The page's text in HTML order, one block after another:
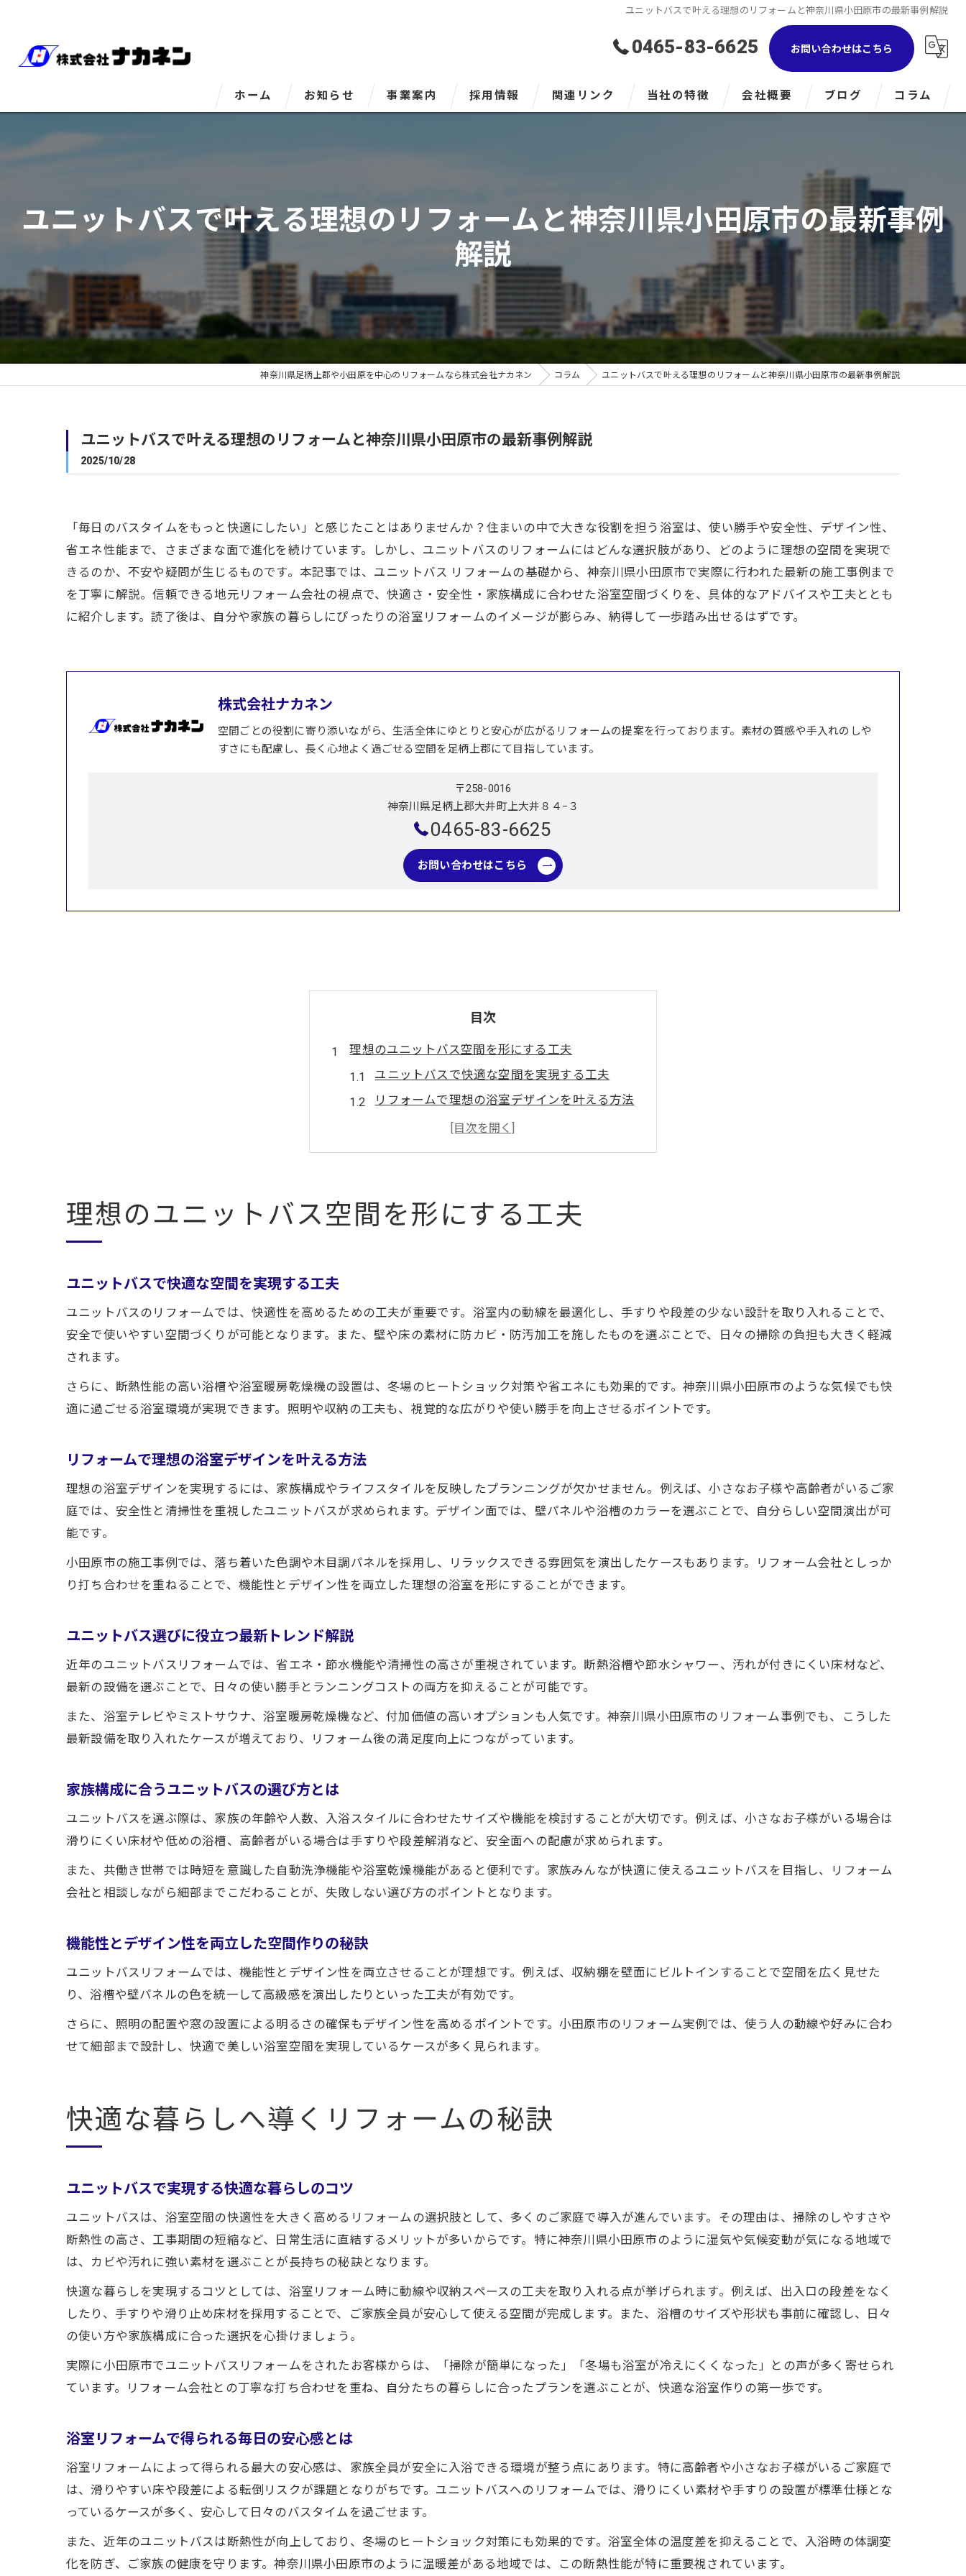
ユニットバスで叶える理想のリフォームと神奈川県小田原市の最新事例解説
0465-83-6625 お問い合わせはこちら
ホーム お知らせ 事業案内
安全にご利用いただくため
上下水工事事業
ガソリンスタンド事業
リフォーム事業
施工事例
各種修理全般
採用情報 関連リンク 当社の特徴
トイレ
小田原のリフォーム
会社概要 ブログ コラム
ユニットバスで叶える理想のリフォームと神奈川県小田原市の最新事例
解説
神奈川県足柄上郡や小田原を中心のリフォームなら株式会社ナカネン コラム ユニットバスで叶える理想のリフォームと神奈川県小田原市の最新事例解説
ユニットバスで叶える理想のリフォームと神奈川県小田原市の最新事例解説
2025/10/28
「毎日のバスタイムをもっと快適にしたい」と感じたことはありませんか？住まいの中で大きな役割を担う浴室は、使い勝手や安全性、デザイン性、
省エネ性能まで、さまざまな面で進化を続けています。しかし、ユニットバスのリフォームにはどんな選択肢があり、どのように理想の空間を実現で
きるのか、不安や疑問が生じるものです。本記事では、ユニットバス リフォームの基礎から、神奈川県小田原市で実際に行われた最新の施工事例まで
を丁寧に解説。信頼できる地元リフォーム会社の視点で、快適さ・安全性・家族構成に合わせた浴室空間づくりを、具体的なアドバイスや工夫ととも
に紹介します。読了後は、自分や家族の暮らしにぴったりの浴室リフォームのイメージが膨らみ、納得して一歩踏み出せるはずです。
株式会社ナカネン
空間ごとの役割に寄り添いながら、生活全体にゆとりと安心が広がるリフォームの提案を行っております。素材の質感や手入れのしや
すさにも配慮し、長く心地よく過ごせる空間を足柄上郡にて目指しています。
〒258-0016
神奈川県足柄上郡大井町上大井８４−３
0465-83-6625
お問い合わせはこちら
目次
理想のユニットバス空間を形にする工夫
ユニットバスで快適な空間を実現する工夫
リフォームで理想の浴室デザインを叶える方法
ユニットバス選びに役立つ最新トレンド解説
家族構成に合うユニットバスの選び方とは
快適な暮らしへ導くリフォームの秘訣
ユニットバスで実現する快適な暮らしのコツ
リフォームで叶える家族全員の使いやすさ
家族の安全を守る浴室リフォームの重要性
ユニットバス改善なら知っておきたいポイント
ユニットバスのサイズや仕様選定のポイント
ユニットバスで実現する省エネ浴室リフォーム
光熱費を抑えるユニットバス設備の選び方
ユニットバス刷新で叶う快適な暮らし提案
理想のユニットバス空間を形にする工夫
ユニットバスで快適な空間を実現する工夫
ユニットバスのリフォームでは、快適性を高めるための工夫が重要です。浴室内の動線を最適化し、手すりや段差の少ない設計を取り入れることで、
安全で使いやすい空間づくりが可能となります。また、壁や床の素材に防カビ・防汚加工を施したものを選ぶことで、日々の掃除の負担も大きく軽減
されます。
さらに、断熱性能の高い浴槽や浴室暖房乾燥機の設置は、冬場のヒートショック対策や省エネにも効果的です。神奈川県小田原市のような気候でも快
適に過ごせる浴室環境が実現できます。照明や収納の工夫も、視覚的な広がりや使い勝手を向上させるポイントです。
リフォームで理想の浴室デザインを叶える方法
理想の浴室デザインを実現するには、家族構成やライフスタイルを反映したプランニングが欠かせません。例えば、小さなお子様や高齢者がいるご家
庭では、安全性と清掃性を重視したユニットバスが求められます。デザイン面では、壁パネルや浴槽のカラーを選ぶことで、自分らしい空間演出が可
能です。
小田原市の施工事例では、落ち着いた色調や木目調パネルを採用し、リラックスできる雰囲気を演出したケースもあります。リフォーム会社としっか
り打ち合わせを重ねることで、機能性とデザイン性を両立した理想の浴室を形にすることができます。
ユニットバス選びに役立つ最新トレンド解説
近年のユニットバスリフォームでは、省エネ・節水機能や清掃性の高さが重視されています。断熱浴槽や節水シャワー、汚れが付きにくい床材など、
最新の設備を選ぶことで、日々の使い勝手とランニングコストの両方を抑えることが可能です。
また、浴室テレビやミストサウナ、浴室暖房乾燥機など、付加価値の高いオプションも人気です。神奈川県小田原市のリフォーム事例でも、こうした
最新設備を取り入れたケースが増えており、リフォーム後の満足度向上につながっています。
家族構成に合うユニットバスの選び方とは
ユニットバスを選ぶ際は、家族の年齢や人数、入浴スタイルに合わせたサイズや機能を検討することが大切です。例えば、小さなお子様がいる場合は
滑りにくい床材や低めの浴槽、高齢者がいる場合は手すりや段差解消など、安全面への配慮が求められます。
また、共働き世帯では時短を意識した自動洗浄機能や浴室乾燥機能があると便利です。家族みんなが快適に使えるユニットバスを目指し、リフォーム
会社と相談しながら細部までこだわることが、失敗しない選び方のポイントとなります。
機能性とデザイン性を両立した空間作りの秘訣
ユニットバスリフォームでは、機能性とデザイン性を両立させることが理想です。例えば、収納棚を壁面にビルトインすることで空間を広く見せた
り、浴槽や壁パネルの色を統一して高級感を演出したりといった工夫が有効です。
さらに、照明の配置や窓の設置による明るさの確保もデザイン性を高めるポイントです。小田原市のリフォーム実例では、使う人の動線や好みに合わ
せて細部まで設計し、快適で美しい浴室空間を実現しているケースが多く見られます。
快適な暮らしへ導くリフォームの秘訣
ユニットバスで実現する快適な暮らしのコツ
ユニットバスは、浴室空間の快適性を大きく高めるリフォームの選択肢として、多くのご家庭で導入が進んでいます。その理由は、掃除のしやすさや
断熱性の高さ、工事期間の短縮など、日常生活に直結するメリットが多いからです。特に神奈川県小田原市のように湿気や気候変動が気になる地域で
は、カビや汚れに強い素材を選ぶことが長持ちの秘訣となります。
快適な暮らしを実現するコツとしては、浴室リフォーム時に動線や収納スペースの工夫を取り入れる点が挙げられます。例えば、出入口の段差をなく
したり、手すりや滑り止め床材を採用することで、ご家族全員が安心して使える空間が完成します。また、浴槽のサイズや形状も事前に確認し、日々
の使い方や家族構成に合った選択を心掛けましょう。
実際に小田原市でユニットバスリフォームをされたお客様からは、「掃除が簡単になった」「冬場も浴室が冷えにくくなった」との声が多く寄せられ
ています。リフォーム会社との丁寧な打ち合わせを重ね、自分たちの暮らしに合ったプランを選ぶことが、快適な浴室作りの第一歩です。
浴室リフォームで得られる毎日の安心感とは
浴室リフォームによって得られる最大の安心感は、家族全員が安全に入浴できる環境が整う点にあります。特に高齢者や小さなお子様がいるご家庭で
は、滑りやすい床や段差による転倒リスクが課題となりがちです。ユニットバスへのリフォームでは、滑りにくい素材や手すりの設置が標準仕様とな
っているケースが多く、安心して日々のバスタイムを過ごせます。
また、近年のユニットバスは断熱性が向上しており、冬場のヒートショック対策にも効果的です。浴室全体の温度差を抑えることで、入浴時の体調変
化を防ぎ、ご家族の健康を守ります。神奈川県小田原市のように温暖差がある地域では、この断熱性能が特に重要視されています。